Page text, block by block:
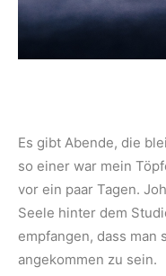
Es gibt Abende, die
so einer war mein
vor ein paar Tagen.
Seele hinter dem
empfangen, dass man
angekommen zu sein.